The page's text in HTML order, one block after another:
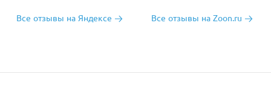
Все отзывы на Яндексе Все отзывы на Zoon.ru